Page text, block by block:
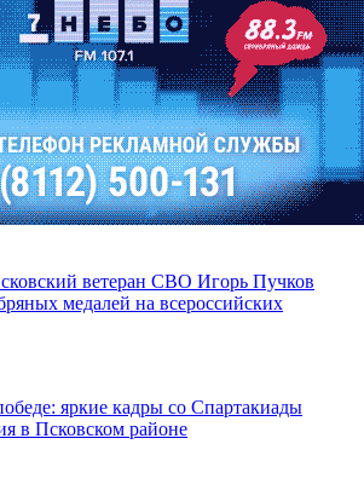
ветеран СВО Игорь Пучков
медалей на всероссийских
яркие кадры со Спартакиады
в Псковском районе